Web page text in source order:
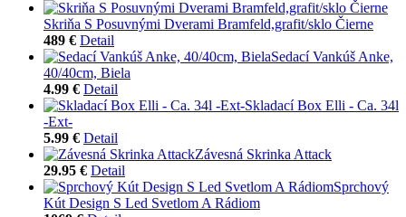
Skriňa S Posuvnými Dverami Bramfeld,grafit/sklo Čierne
489 € Detail
Sedací Vankúš Anke,
40/40cm, Biela
4.99 € Detail
Skladací Box Elli - Ca. 34l
-Ext-
5.99 € Detail
Závesná Skrinka Attack
29.95 € Detail
Sprchový
Kút Design S Led Svetlom A Rádiom